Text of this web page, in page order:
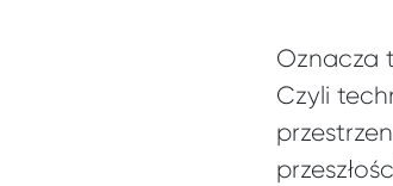
Oznacza
Czyli